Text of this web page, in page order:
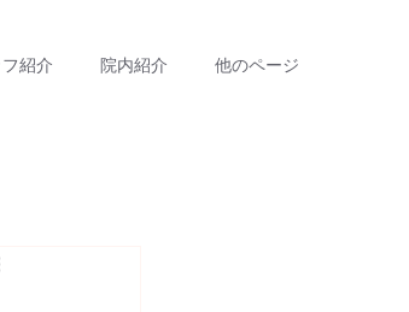
紹介 院内紹介 他のページ